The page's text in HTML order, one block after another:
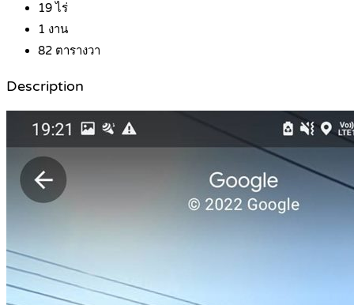
19ไร่
1 งาน
82 ตารางวา
Description